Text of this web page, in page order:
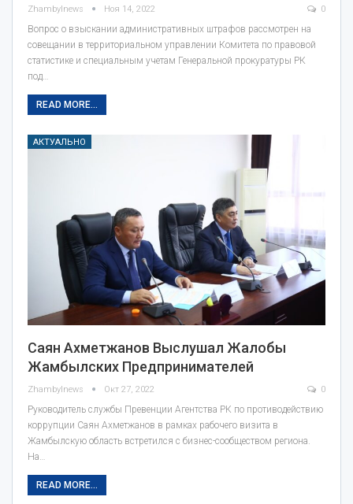
Zhambylnews Ноя 14, 2022 0
Вопрос о взыскании административных штрафов рассмотрен на
совещании в территориальном управлении Комитета по правовой
статистике и специальным учетам Генеральной прокуратуры РК
под…
READ MORE...
АКТУАЛЬНО
Саян Ахметжанов Выслушал Жалобы
Жамбылских Предпринимателей
Zhambylnews Окт 27, 2022 0
Руководитель службы Превенции Агентства РК по противодействию
коррупции Саян Ахметжанов в рамках рабочего визита в
Жамбылскую область встретился с бизнес-сообществом региона.
На…
READ MORE...